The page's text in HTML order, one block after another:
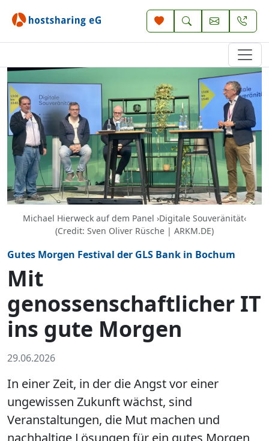
Michael Hierweck auf dem Panel ›Digitale Souveränität‹
(Credit: Sven Oliver Rüsche | ARKM.DE)
Gutes Morgen Festival der GLS Bank in Bochum
Mit
genossenschaftlicher IT
ins gute Morgen
29.06.2026
In einer Zeit, in der die Angst vor einer
ungewissen Zukunft wächst, sind
Veranstaltungen, die Mut machen und
nachhaltige Lösungen für ein gutes Morgen